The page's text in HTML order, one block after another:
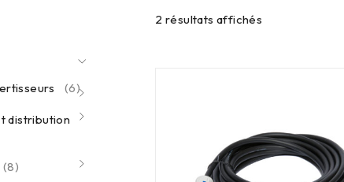
(6)
distribution
(8)
2 résultats affichés